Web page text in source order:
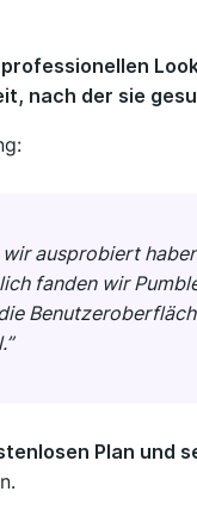
nach der sie
wir ausprobiert
fanden wir
Plan und